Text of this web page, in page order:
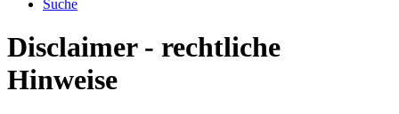
Suche
Disclaimer - rechtliche
Hinweise